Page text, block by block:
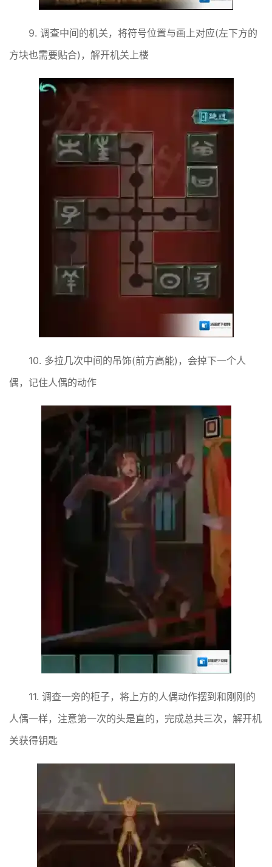
9. 调查中间的机关，将符号位置与画上对应(左下方的
方块也需要贴合)，解开机关上楼
10. 多拉几次中间的吊饰(前方高能)，会掉下一个人
偶，记住人偶的动作
11. 调查一旁的柜子，将上方的人偶动作摆到和刚刚的
人偶一样，注意第一次的头是直的，完成总共三次，解开机
关获得钥匙